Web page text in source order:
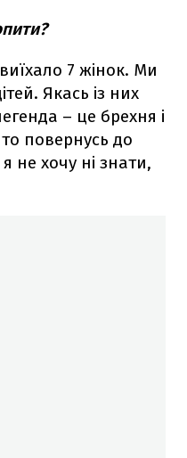
7 жінок. Ми
Якась із них
– це брехня і
повернусь до
не хочу ні знати,